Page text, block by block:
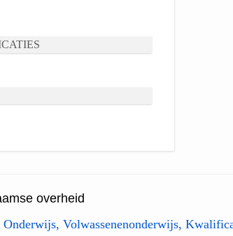
overheid
Onderwijs, Volwassenenonderwijs,